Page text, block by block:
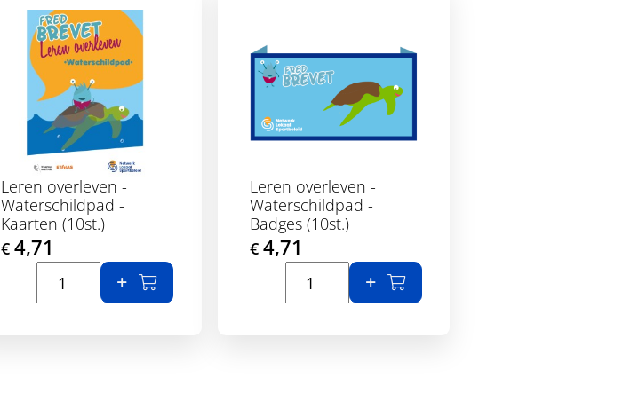
Leren overleven -
Waterschildpad -
Kaarten (10st.)
€ 4,71
Toon details
In winkelmand
Leren overleven -
Waterschildpad -
Badges (10st.)
€ 4,71
Toon details
In winkelmand